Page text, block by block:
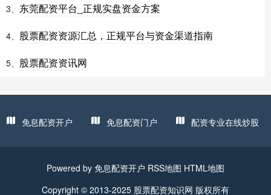
3、 东莞配资平台_正规实盘资金方案
4、 股票配资资源汇总，正规平台与资金渠道指南
5、 股票配资资讯网
免息配资开户 免息配资门户 配资专业在线炒股
Powered by 免息配资开户 RSS地图 HTML地图
Copyright © 2013-2025 股票配资知识网 版权所有